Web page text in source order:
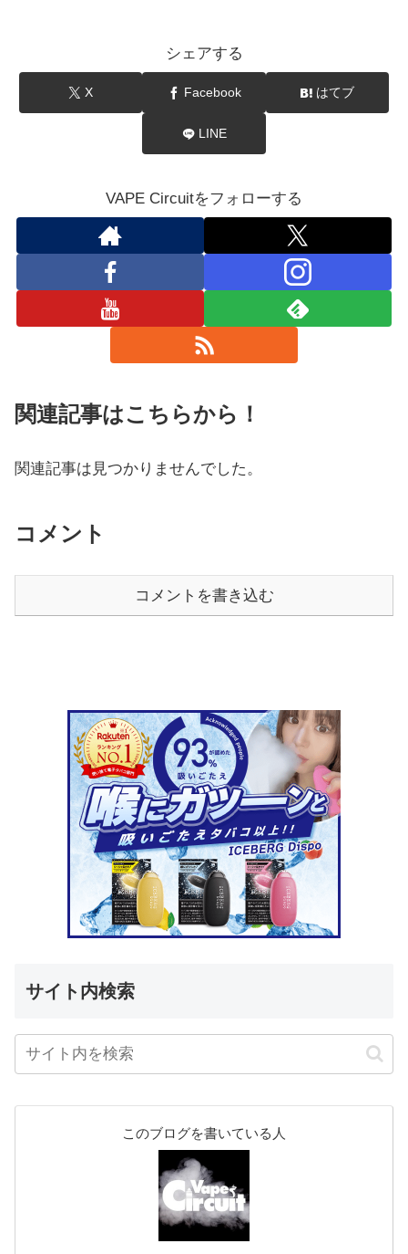
シェアする
X Facebook はてブ
LINE
VAPE Circuitをフォローする
関連記事はこちらから！
関連記事は見つかりませんでした。
コメント
コメントを書き込む
サイト内検索
このブログを書いている人